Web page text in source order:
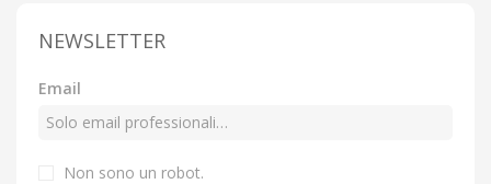
NEWSLETTER
Email
Non sono un robot.